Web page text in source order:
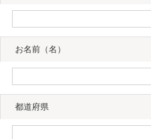
お名前（名）
都道府県